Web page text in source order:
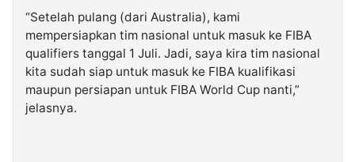
“Setelah pulang (dari Australia), kami
mempersiapkan tim nasional untuk masuk ke FIBA
qualifiers tanggal 1 Juli. Jadi, saya kira tim nasional
kita sudah siap untuk masuk ke FIBA kualifikasi
maupun persiapan untuk FIBA World Cup nanti,”
jelasnya.